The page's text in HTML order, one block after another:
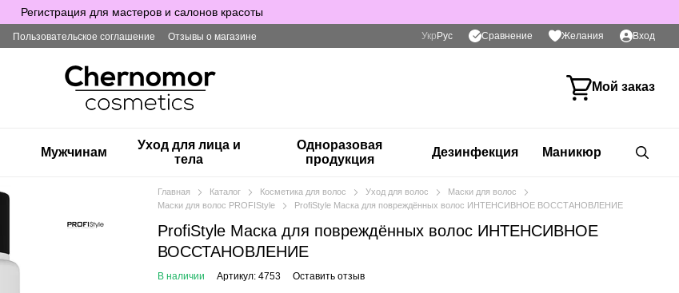
Регистрация для мастеров и салонов красоты
Пользовательское соглашение Отзывы о магазине Укр Рус Сравнение Желания Вход
Мой заказ
Мужчинам
Уход для лица и
тела
Одноразовая
продукция
Дезинфекция Маникюр
Главная Каталог Косметика для волос Уход для волос
Маски для волос
Маски для волос PROFIStyle
ProfiStyle Маска для повреждённых волос ИНТЕНСИВНОЕ ВОССТАНОВЛЕНИЕ
ProfiStyle Маска для повреждённых волос ИНТЕНСИВНОЕ
ВОССТАНОВЛЕНИЕ
В наличии Артикул: 4753 Оставить отзыв